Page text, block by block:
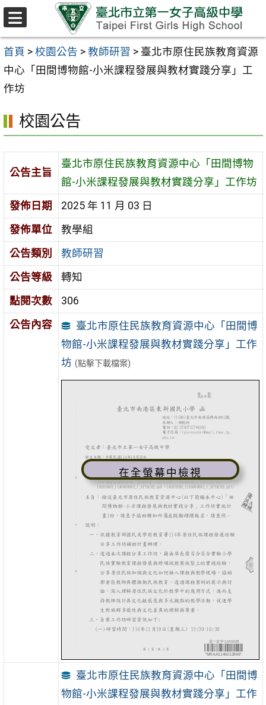
跳至主要內容區
首頁 > 校園公告 > 教師研習 > 臺北市原住民族教育資源
中心「田間博物館-小米課程發展與教材實踐分享」工
作坊
校園公告
公告主旨
臺北市原住民族教育資源中心「田間博物
館-小米課程發展與教材實踐分享」工作坊
發佈日期
2025 年 11 月 03 日
發佈單位
教學組
公告類別
教師研習
公告等級
轉知
點閱次數
306
公告內容
臺北市原住民族教育資源中心「田間博
物館-小米課程發展與教材實踐分享」工作
坊 (點擊下載檔案)
在全螢幕中檢視
臺北市原住民族教育資源中心「田間博
物館-小米課程發展與教材實踐分享」工作
選
單